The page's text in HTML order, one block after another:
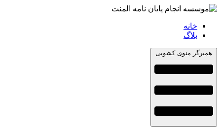
خانه
بلاگ
همبرگر منوی کشویی